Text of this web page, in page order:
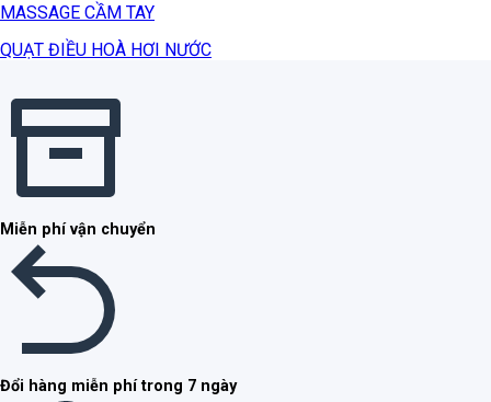
MASSAGE CẦM TAY
QUẠT ĐIỀU HOÀ HƠI NƯỚC
Miễn phí vận chuyển
Đổi hàng miễn phí trong 7 ngày